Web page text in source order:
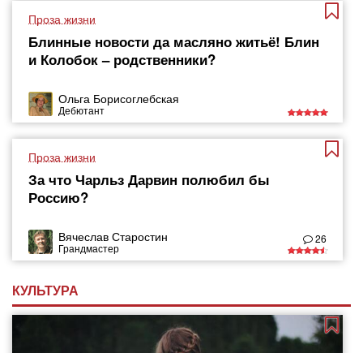
Проза жизни
Блинные новости да масляно житьё! Блин
и Колобок – родственники?
Ольга Борисоглебская
Дебютант
Проза жизни
За что Чарльз Дарвин полюбил бы
Россию?
Вячеслав Старостин
Грандмастер
26
КУЛЬТУРА